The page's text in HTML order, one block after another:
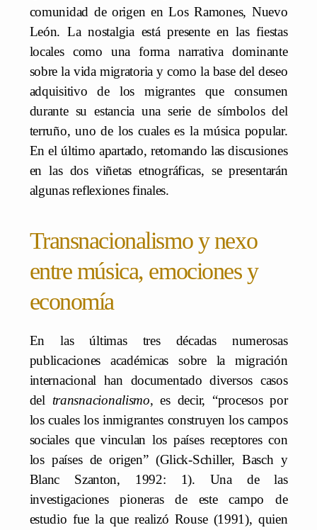
comunidad de origen en Los Ramones, Nuevo
León. La nostalgia está presente en las fiestas
locales como una forma narrativa dominante
sobre la vida migratoria y como la base del deseo
adquisitivo de los migrantes que consumen
durante su estancia una serie de símbolos del
terruño, uno de los cuales es la música popular.
En el último apartado, retomando las discusiones
en las dos viñetas etnográficas, se presentarán
algunas reflexiones finales.
Transnacionalismo y nexo
entre música, emociones y
economía
En las últimas tres décadas numerosas
publicaciones académicas sobre la migración
internacional han documentado diversos casos
del transnacionalismo, es decir, “procesos por
los cuales los inmigrantes construyen los campos
sociales que vinculan los países receptores con
los países de origen” (Glick-Schiller, Basch y
Blanc Szanton, 1992: 1). Una de las
investigaciones pioneras de este campo de
estudio fue la que realizó Rouse (1991), quien